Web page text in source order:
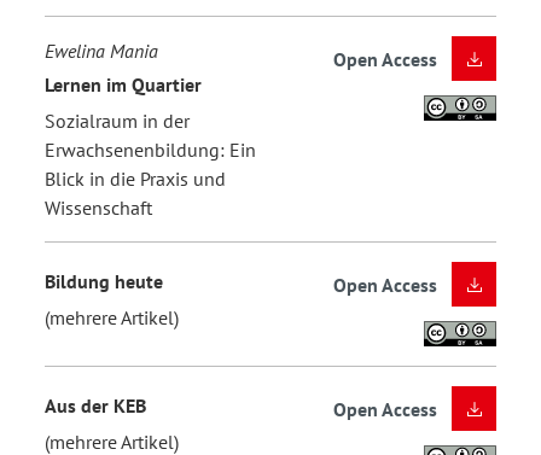
Ewelina Mania
Lernen im Quartier
Sozialraum in der
Erwachsenenbildung: Ein
Blick in die Praxis und
Wissenschaft
Open Access
Bildung heute
(mehrere Artikel)
Open Access
Aus der KEB
(mehrere Artikel)
Open Access